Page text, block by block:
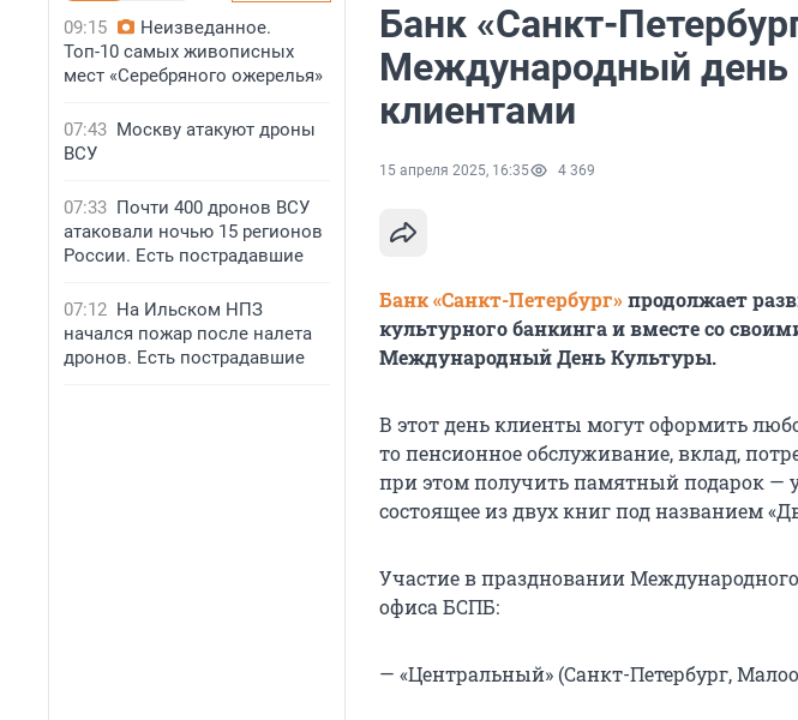
09:15
Неизведанное.
Топ-10 самых живописных
мест «Серебряного ожерелья»
07:43 Москву атакуют дроны
ВСУ
07:33 Почти 400 дронов ВСУ
атаковали ночью 15 регионов
России. Есть пострадавшие
07:12 На Ильском НПЗ
начался пожар после налета
дронов. Есть пострадавшие
Банк «Санкт-
Международный день
клиентами
15 апреля 2025, 16:35 4 369
Банк «Санкт-Петербург»продолжает
культурного банкинга и вместе со
Международный День Культуры.
В этот день клиенты могут оформить
то пенсионное обслуживание, вклад,
при этом получить памятный подарок —
состоящее из двух книг под названием
Участие в праздновании
офиса БСПБ:
— «Центральный» (Санкт-Петербург,